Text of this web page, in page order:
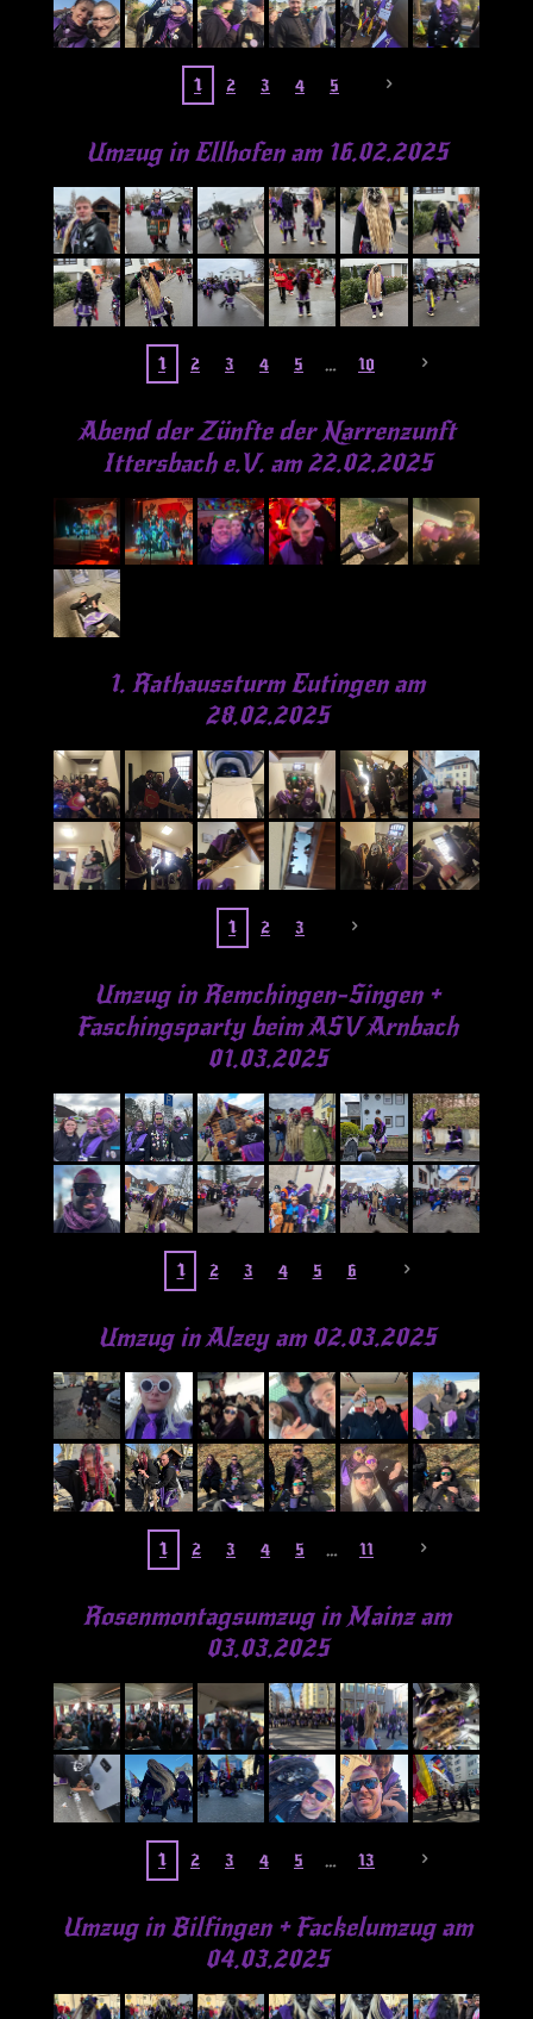
1 2 3 4 5
Umzug in Ellhofen am 16.02.2025
1 2 3 4 5 10
Abend der Zünfte der Narrenzunft
Ittersbach e.V. am 22.02.2025
1. Rathaussturm Eutingen am
28.02.2025
1 2 3
Umzug in Remchingen-Singen +
Faschingsparty beim ASV Arnbach
01.03.2025
1 2 3 4 5 6
Umzug in Alzey am 02.03.2025
1 2 3 4 5 11
Rosenmontagsumzug in Mainz am
03.03.2025
1 2 3 4 5 13
Umzug in Bilfingen + Fackelumzug am
04.03.2025